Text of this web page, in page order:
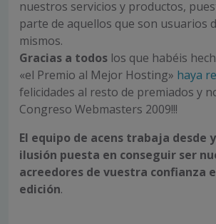
nuestros servicios y productos,
parte de aquellos que son usuarios
mismos.
Gracias a todos los que habéis
«el Premio al Mejor Hosting» haya
felicidades al resto de premiados y
Congreso Webmasters 2009!!!
El equipo de acens trabaja desde
ilusión puesta en conseguir ser
acreedores de vuestra confianza
edición.